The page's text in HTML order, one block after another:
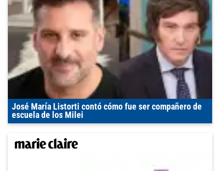
José María Listorti contó cómo fue ser compañero de
escuela de los Milei